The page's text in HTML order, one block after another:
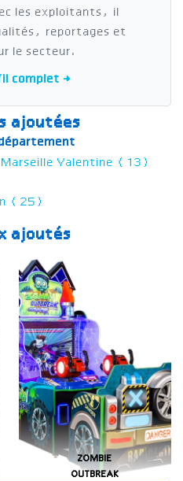
les exploitants, il
reportages et
le secteur.
complet →
ajoutées
Marseille Valentine (13)
(25)
ajoutés
ZOMBIE
OUTBREAK